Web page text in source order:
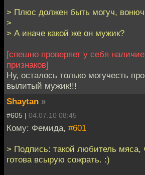
> Плюс должен быть могуч,
>
> А иначе какой же он мужик?
[спешно проверяет у себя
признаков]
Ну, осталось только могучесть
вылитый мужик!!!
Shaytan »
#605 | 04.07.10 08:45
Кому: Фемида, #601
> Подпись: такой любитель мяса,
готова всырую сожрать. :)